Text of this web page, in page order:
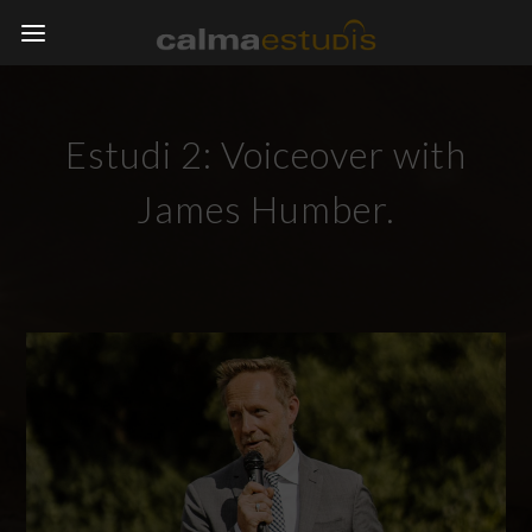
Estudi 2: Voiceover with
James Humber.